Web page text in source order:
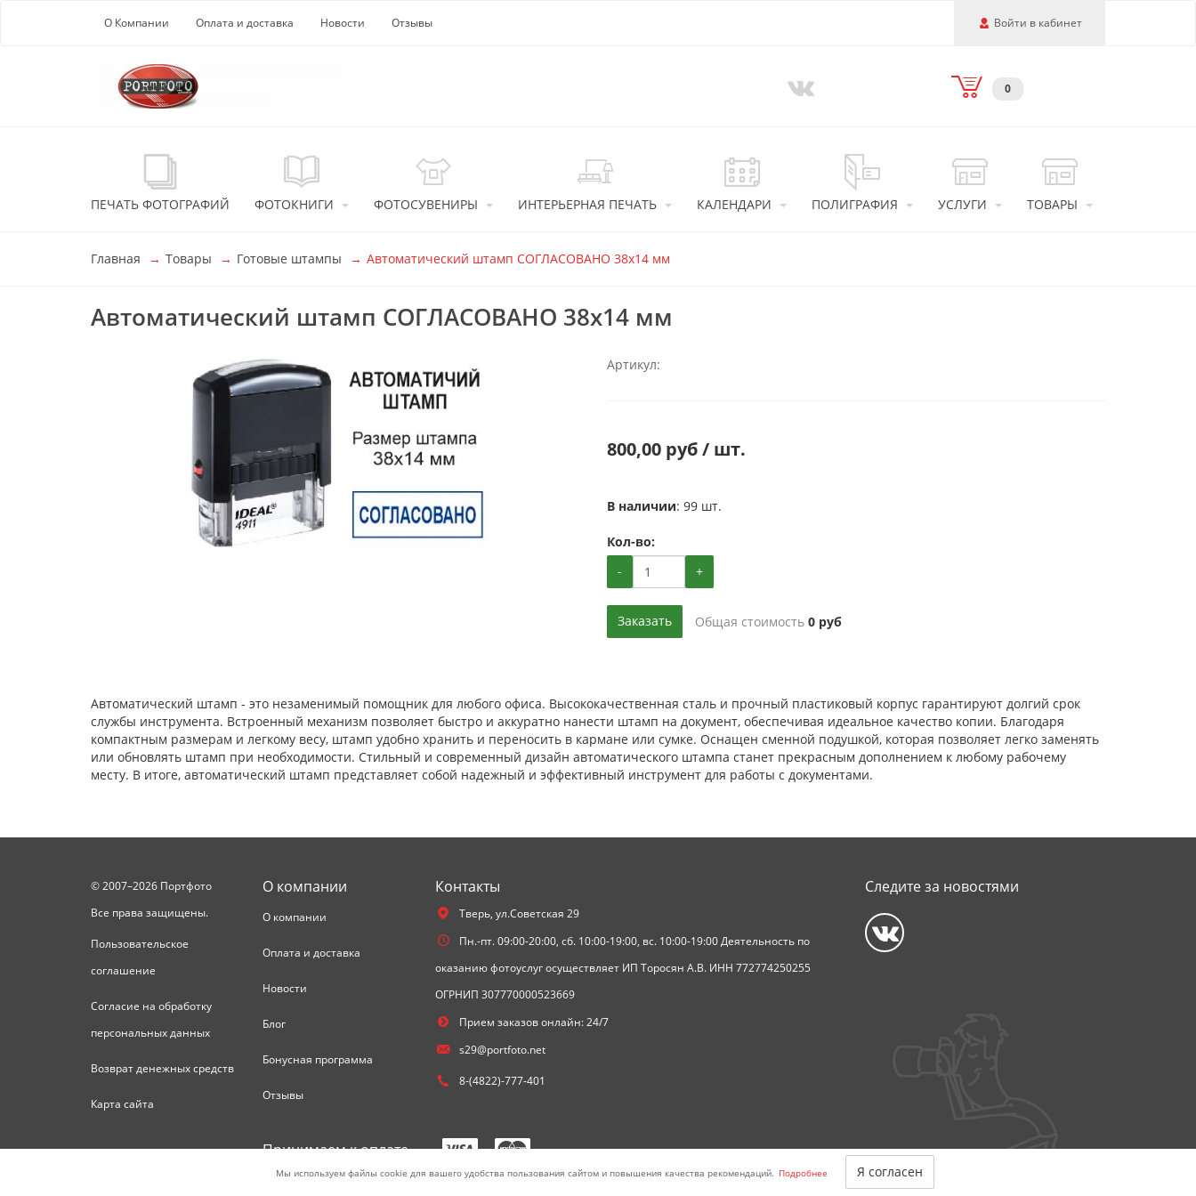
Перейти к основной информации
О Компании Оплата и доставка Новости Отзывы Войти в кабинет
0
ПЕЧАТЬ ФОТОГРАФИЙ ФОТОКНИГИ ФОТОСУВЕНИРЫ ИНТЕРЬЕРНАЯ ПЕЧАТЬ КАЛЕНДАРИ ПОЛИГРАФИЯ УСЛУГИ ТОВАРЫ
Главная Товары Готовые штампы Автоматический штамп СОГЛАСОВАНО 38х14 мм
Автоматический штамп СОГЛАСОВАНО 38х14 мм
Артикул:
800,00 руб / шт.
В наличии: 99 шт.
Кол-во:
-
+
Заказать Общая стоимость 0 руб
Автоматический штамп - это незаменимый помощник для любого офиса. Высококачественная сталь и прочный пластиковый корпус гарантируют долгий срок
службы инструмента. Встроенный механизм позволяет быстро и аккуратно нанести штамп на документ, обеспечивая идеальное качество копии. Благодаря
компактным размерам и легкому весу, штамп удобно хранить и переносить в кармане или сумке. Оснащен сменной подушкой, которая позволяет легко заменять
или обновлять штамп при необходимости. Стильный и современный дизайн автоматического штампа станет прекрасным дополнением к любому рабочему
месту. В итоге, автоматический штамп представляет собой надежный и эффективный инструмент для работы с документами.
Мы используем файлы cookie для вашего удобства пользования сайтом и повышения качества рекомендаций. Подробнее Я согласен
© 2007–2026 Портфото
Все права защищены.
Пользовательское
соглашение
Согласие на обработку
персональных данных
Возврат денежных средств
Карта сайта
О компании
О компании
Оплата и доставка
Новости
Блог
Бонусная программа
Отзывы
Контакты
Тверь, ул.Советская 29
Пн.-пт. 09:00-20:00, сб. 10:00-19:00, вс. 10:00-19:00 Деятельность по
оказанию фотоуслуг осуществляет ИП Торосян А.В. ИНН 772774250255
ОГРНИП 307770000523669
Прием заказов онлайн: 24/7
s29@portfoto.net
8-(4822)-777-401
Следите за новостями
Принимаем к оплате